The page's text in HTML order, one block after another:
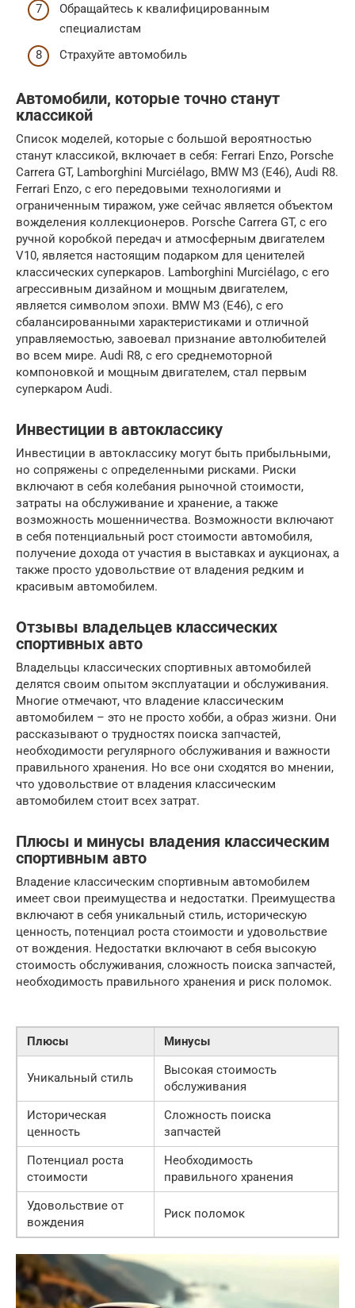
Обращайтесь к квалифицированным
специалистам
Страхуйте автомобиль
Автомобили, которые точно станут
классикой
Список моделей, которые с большой вероятностью
станут классикой, включает в себя: Ferrari Enzo, Porsche
Carrera GT, Lamborghini Murciélago, BMW M3 (E46), Audi R8.
Ferrari Enzo, с его передовыми технологиями и
ограниченным тиражом, уже сейчас является объектом
вожделения коллекционеров. Porsche Carrera GT, с его
ручной коробкой передач и атмосферным двигателем
V10, является настоящим подарком для ценителей
классических суперкаров. Lamborghini Murciélago, с его
агрессивным дизайном и мощным двигателем,
является символом эпохи. BMW M3 (E46), с его
сбалансированными характеристиками и отличной
управляемостью, завоевал признание автолюбителей
во всем мире. Audi R8, с его среднемоторной
компоновкой и мощным двигателем, стал первым
суперкаром Audi.
Инвестиции в автоклассику
Инвестиции в автоклассику могут быть прибыльными,
но сопряжены с определенными рисками. Риски
включают в себя колебания рыночной стоимости,
затраты на обслуживание и хранение, а также
возможность мошенничества. Возможности включают
в себя потенциальный рост стоимости автомобиля,
получение дохода от участия в выставках и аукционах, а
также просто удовольствие от владения редким и
красивым автомобилем.
Отзывы владельцев классических
спортивных авто
Владельцы классических спортивных автомобилей
делятся своим опытом эксплуатации и обслуживания.
Многие отмечают, что владение классическим
автомобилем – это не просто хобби, а образ жизни. Они
рассказывают о трудностях поиска запчастей,
необходимости регулярного обслуживания и важности
правильного хранения. Но все они сходятся во мнении,
что удовольствие от владения классическим
автомобилем стоит всех затрат.
Плюсы и минусы владения классическим
спортивным авто
Владение классическим спортивным автомобилем
имеет свои преимущества и недостатки. Преимущества
включают в себя уникальный стиль, историческую
ценность, потенциал роста стоимости и удовольствие
от вождения. Недостатки включают в себя высокую
стоимость обслуживания, сложность поиска запчастей,
необходимость правильного хранения и риск поломок.
Плюсы Минусы
Уникальный стиль
Высокая стоимость
обслуживания
Историческая
ценность
Сложность поиска
запчастей
Потенциал роста
стоимости
Необходимость
правильного хранения
Удовольствие от
вождения
Риск поломок